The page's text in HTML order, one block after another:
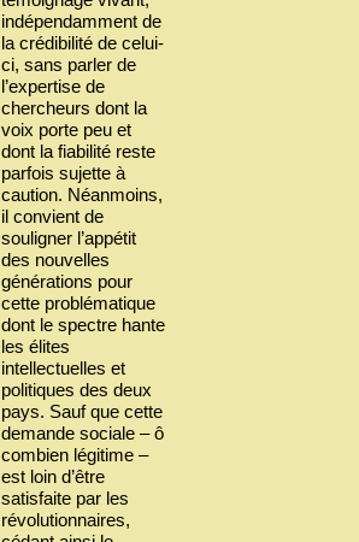
indépendamment de
la crédibilité de celui-
ci, sans parler de
l’expertise de
chercheurs dont la
voix porte peu et
dont la fiabilité reste
parfois sujette à
caution. Néanmoins,
il convient de
souligner l’appétit
des nouvelles
générations pour
cette problématique
dont le spectre hante
les élites
intellectuelles et
politiques des deux
pays. Sauf que cette
demande sociale – ô
combien légitime –
est loin d’être
satisfaite par les
révolutionnaires,